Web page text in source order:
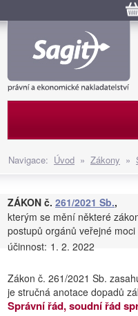
Navigace: Úvod » Zákony »
ZÁKON č. 261/2021 Sb.,
kterým se mění některé
postupů orgánů veřejné moci
účinnost: 1. 2. 2022
Zákon č. 261/2021 Sb.
je stručná anotace dopadů
Správní řád, soudní řád